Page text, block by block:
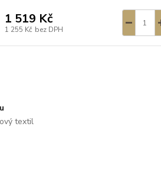
1 519 Kč
1 255 Kč bez DPH
textil